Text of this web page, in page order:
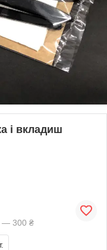
і вкладиш
— 300 ₴